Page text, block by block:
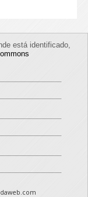
está identificado,